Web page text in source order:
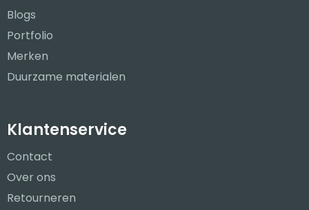
Blogs
Portfolio
Merken
Duurzame materialen
Klantenservice
Contact
Over ons
Retourneren